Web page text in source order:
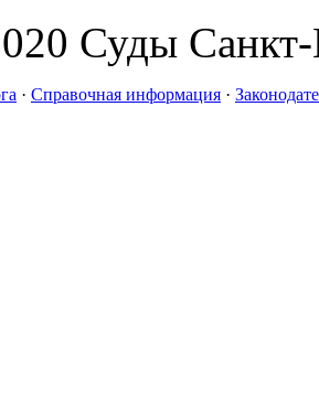
Суды Санкт-
· Справочная информация ·